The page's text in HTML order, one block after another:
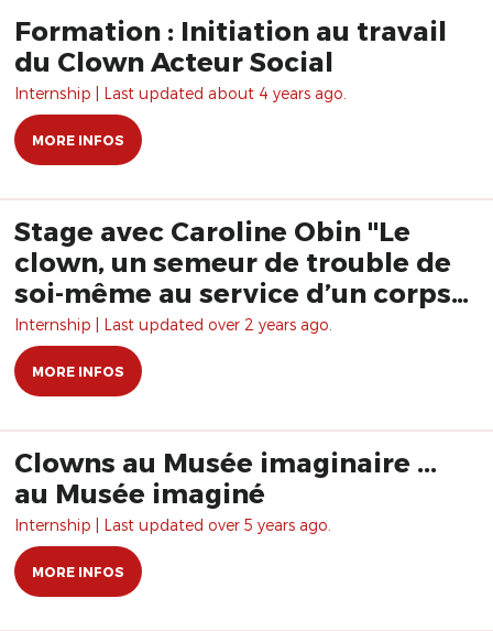
Formation : Initiation au travail
du Clown Acteur Social
Internship | Last updated about 4 years ago.
MORE INFOS
Stage avec Caroline Obin "Le
clown, un semeur de trouble de
soi-même au service d’un corps
social alternatif"
Internship | Last updated over 2 years ago.
MORE INFOS
Clowns au Musée imaginaire ...
au Musée imaginé
Internship | Last updated over 5 years ago.
MORE INFOS